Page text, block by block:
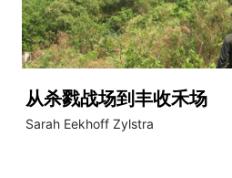
从杀戮战场到丰收禾场
Sarah Eekhoff Zylstra